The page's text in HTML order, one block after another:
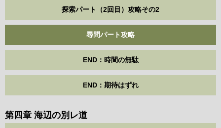
探索パート（2回目）攻略その2
尋問パート攻略
END：時間の無駄
END：期待はずれ
第四章 海辺の別レ道